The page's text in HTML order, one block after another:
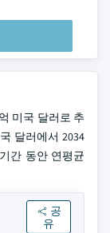
미국 달러로 추
달러에서 2034
간 동안 연평균
공
유